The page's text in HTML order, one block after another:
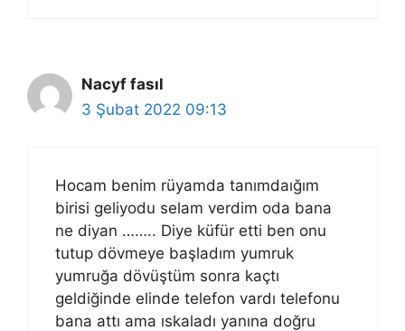
Nacyf fasıl
3 Şubat 2022 09:13
Hocam benim rüyamda tanımdaığım
birisi geliyodu selam verdim oda bana
ne diyan …….. Diye küfür etti ben onu
tutup dövmeye başladım yumruk
yumruğa dövüştüm sonra kaçtı
geldiğinde elinde telefon vardı telefonu
bana attı ama ıskaladı yanına doğru